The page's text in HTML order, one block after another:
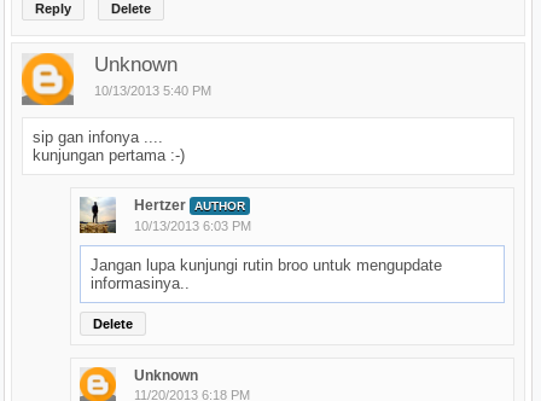
Reply Delete
Unknown
10/13/2013 5:40 PM
sip gan infonya ....
kunjungan pertama :-)
Hertzer AUTHOR
10/13/2013 6:03 PM
Jangan lupa kunjungi rutin broo untuk mengupdate
informasinya..
Delete
Unknown
11/20/2013 6:18 PM